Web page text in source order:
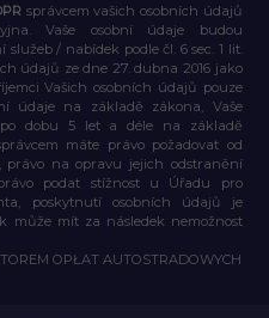
správcem vašich osobních údajů
Vaše osobní údaje budou
/ nabídek podle čl. 6 sec. 1 lit.
údajů ze dne 27. dubna 2016 jako
Vašich osobních údajů pouze
údaje na základě zákona, Vaše
dobu 5 let a déle na základě
máte právo požadovat od
právo na opravu jejich odstranění
podat stížnost u Úřadu pro
poskytnutí osobních údajů je
může mít za následek nemožnost
OPŁAT AUTOSTRADOWYCH